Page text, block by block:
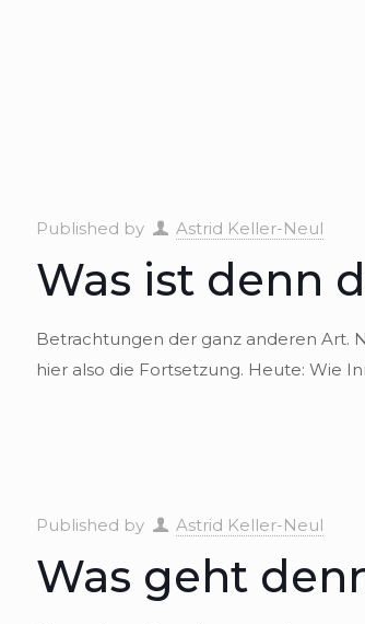
Published by Astrid Keller-Neul
Was ist denn
Betrach­tun­gen der ganz ande­ren Art.
hier also die Fortsetzung. Heute: Wie
Published by Astrid Keller-Neul
Was geht